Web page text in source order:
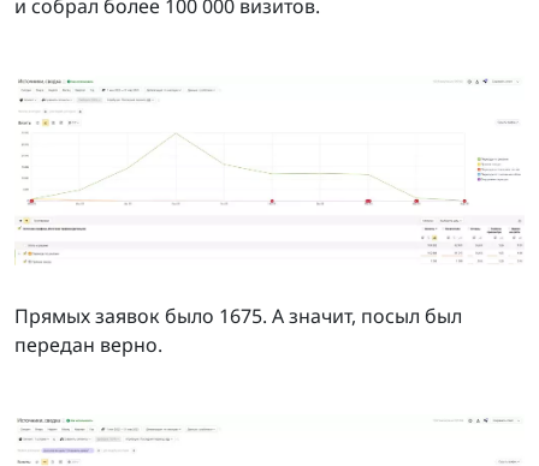
и собрал более 100 000 визитов.
Прямых заявок было 1675. А значит, посыл был
передан верно.